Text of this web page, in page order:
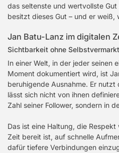
das seltenste und wertvollste
besitzt dieses Gut – und er weiß,
Jan Batu-Lanz im digitalen
Sichtbarkeit ohne
In einer Welt, in der jeder seinen
Moment dokumentiert wird, ist
beruhigende Ausnahme. Er
lässt sich nicht von ihnen
Zahl seiner Follower, sondern in
Das ist eine Haltung, die
Zeit bereit ist, auf schnelle
dafür tiefere Verbindungen